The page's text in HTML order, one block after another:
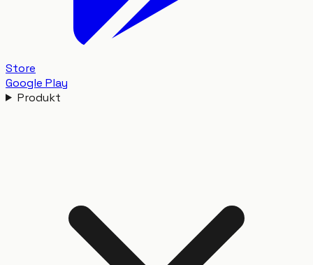
Store
Google Play
Produkt